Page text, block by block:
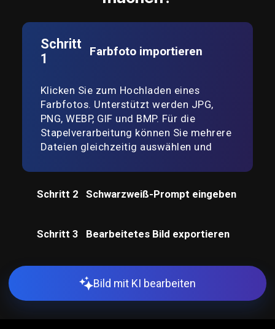
Schritt
1
Farbfoto importieren
Klicken Sie zum Hochladen eines
Farbfotos. Unterstützt werden JPG,
PNG, WEBP, GIF und BMP. Für die
Stapelverarbeitung können Sie mehrere
Dateien gleichzeitig auswählen und
Schritt 2 Schwarzweiß-Prompt eingeben
Schritt 3 Bearbeitetes Bild exportieren
Bild mit KI bearbeiten